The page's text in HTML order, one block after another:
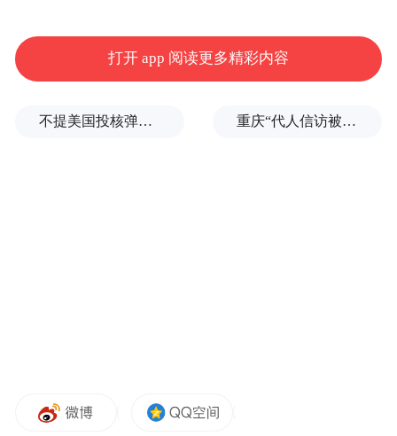
知，适合通勤、运动、办公等多种场景。
打开 app 阅读更多精彩内容
不提美国投核弹反指责俄罗斯，俄方痛批日本政客发言 重庆“代人信访被判寻衅滋事”案检方撤诉、警方撤案，两被告人获国赔